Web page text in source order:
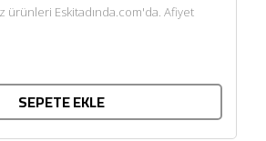
Eskitadında.com'da. Afiyet
SEPETE EKLE